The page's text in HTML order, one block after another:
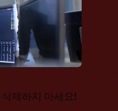
제하지 마세요!